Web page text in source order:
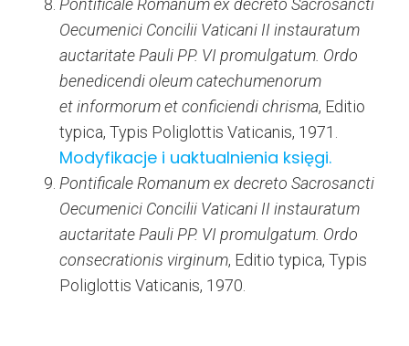
Pontificale Romanum ex decreto Sacrosancti
Oecumenici Concilii Vaticani II instauratum
auctaritate Pauli PP. VI promulgatum. Ordo
benedicendi oleum catechumenorum
et informorum et conficiendi chrisma, Editio
typica, Typis Poliglottis Vaticanis, 1971.
Modyfikacje i uaktualnienia księgi.
Pontificale Romanum ex decreto Sacrosancti
Oecumenici Concilii Vaticani II instauratum
auctaritate Pauli PP. VI promulgatum. Ordo
consecrationis virginum, Editio typica, Typis
Poliglottis Vaticanis, 1970.